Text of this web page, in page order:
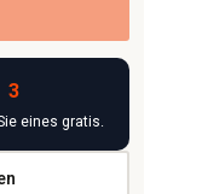
3
eines gratis.